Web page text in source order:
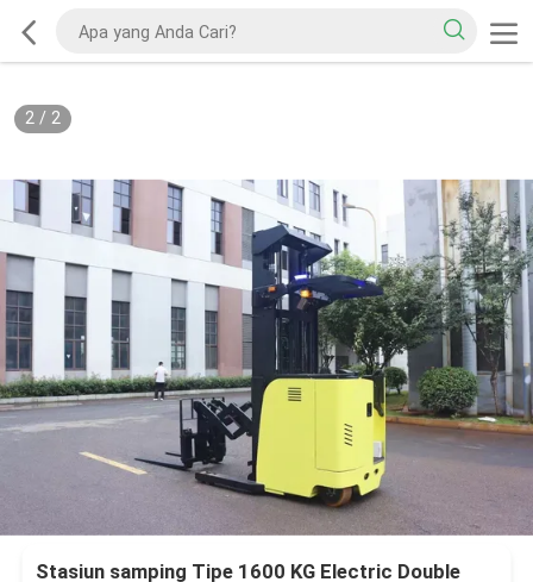
2/ 2
Stasiun samping Tipe 1600 KG Electric Double